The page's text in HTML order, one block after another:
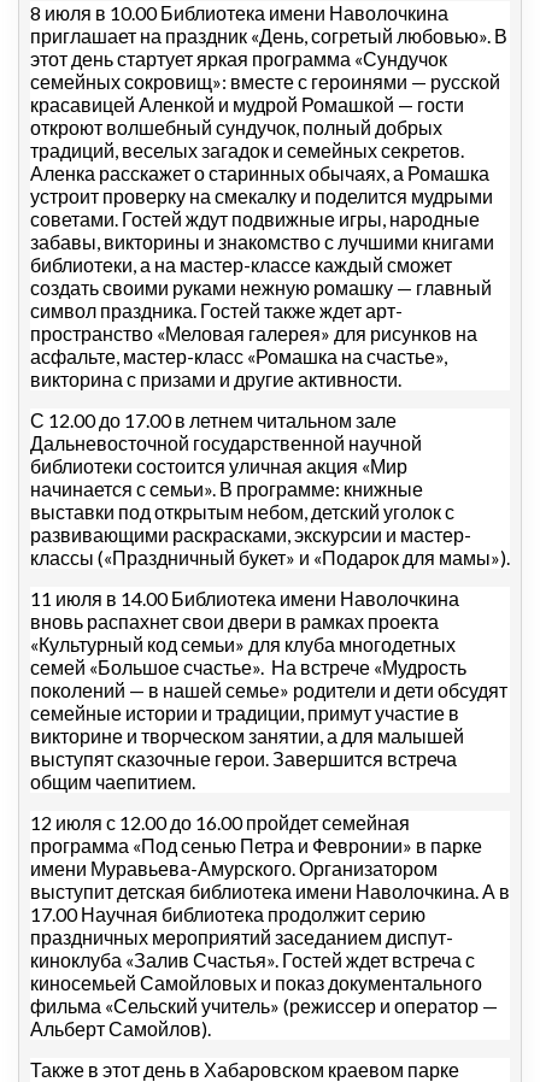
8 июля в 10.00 Библиотека имени Наволочкина
приглашает на праздник «День, согретый любовью». В
этот день стартует яркая программа «Сундучок
семейных сокровищ»: вместе с героинями — русской
красавицей Аленкой и мудрой Ромашкой — гости
откроют волшебный сундучок, полный добрых
традиций, веселых загадок и семейных секретов.
Аленка расскажет о старинных обычаях, а Ромашка
устроит проверку на смекалку и поделится мудрыми
советами. Гостей ждут подвижные игры, народные
забавы, викторины и знакомство с лучшими книгами
библиотеки, а на мастер-классе каждый сможет
создать своими руками нежную ромашку — главный
символ праздника. Гостей также ждет арт-
пространство «Меловая галерея» для рисунков на
асфальте, мастер-класс «Ромашка на счастье»,
викторина с призами и другие активности.
С 12.00 до 17.00 в летнем читальном зале
Дальневосточной государственной научной
библиотеки состоится уличная акция «Мир
начинается с семьи». В программе: книжные
выставки под открытым небом, детский уголок с
развивающими раскрасками, экскурсии и мастер-
классы («Праздничный букет» и «Подарок для мамы»).
11 июля в 14.00 Библиотека имени Наволочкина
вновь распахнет свои двери в рамках проекта
«Культурный код семьи» для клуба многодетных
семей «Большое счастье». На встрече «Мудрость
поколений — в нашей семье» родители и дети обсудят
семейные истории и традиции, примут участие в
викторине и творческом занятии, а для малышей
выступят сказочные герои. Завершится встреча
общим чаепитием.
12 июля с 12.00 до 16.00 пройдет семейная
программа «Под сенью Петра и Февронии» в парке
имени Муравьева-Амурского. Организатором
выступит детская библиотека имени Наволочкина. А в
17.00 Научная библиотека продолжит серию
праздничных мероприятий заседанием диспут-
киноклуба «Залив Счастья». Гостей ждет встреча с
киносемьей Самойловых и показ документального
фильма «Сельский учитель» (режиссер и оператор —
Альберт Самойлов).
Также в этот день в Хабаровском краевом парке